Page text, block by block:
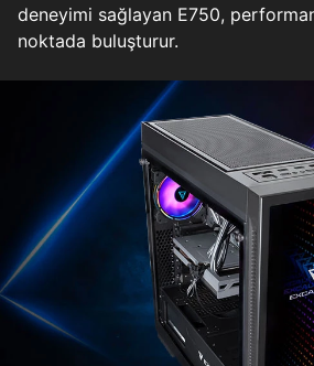
deneyimi sağlayan E750,
noktada buluşturur.